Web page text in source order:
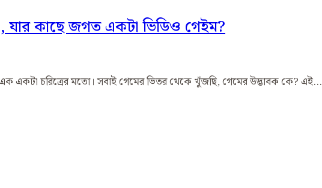
যার কাছে জগত একটা ভিডিও গেইম?
একটা চরিত্রের মতো। সবাই গেমের ভিতর থেকে খুঁজছি, গেমের উদ্ভাবক কে? এই…